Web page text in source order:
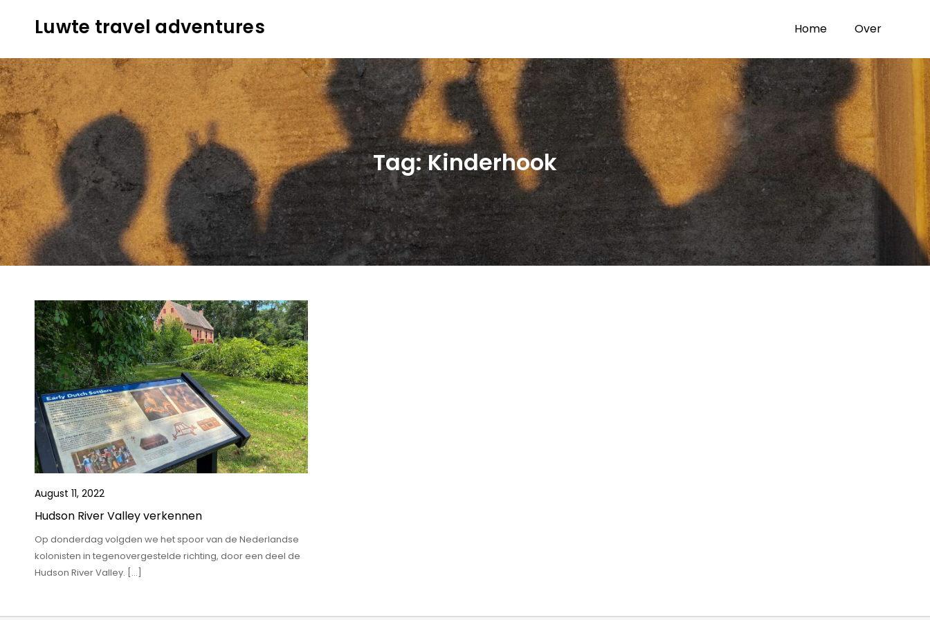
Luwte travel adventures Home Over
Tag:Kinderhook
August 11, 2022
Hudson River Valley verkennen
Op donderdag volgden we het spoor van de Nederlandse
kolonisten in tegenovergestelde richting, door een deel de
Hudson River Valley. […]